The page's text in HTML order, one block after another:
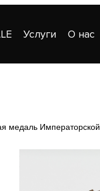
Услуги О нас
медаль